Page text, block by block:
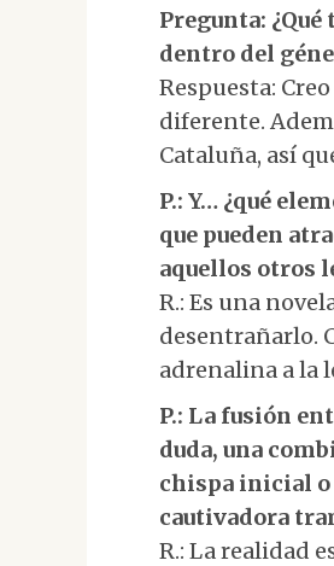
Pregunta:
dentro del
Respuesta:
diferente.
Cataluña, así
P.: Y… ¿qué
que pueden
aquellos otros
R.: Es una
desentrañarlo.
adrenalina a la
P.: La fusión
duda, una
chispa inicial o
cautivadora
R.: La realidad